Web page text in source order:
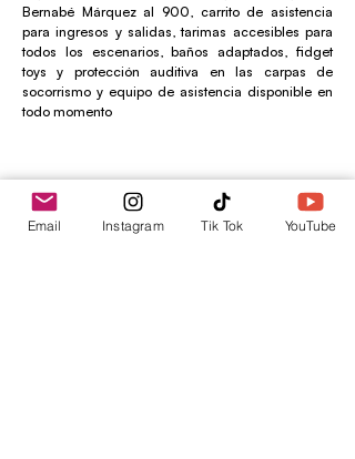
Bernabé Márquez al 900, carrito de asistencia
para ingresos y salidas, tarimas accesibles para
todos los escenarios, baños adaptados, fidget
toys y protección auditiva en las carpas de
socorrismo y equipo de asistencia disponible en
todo momento
viernes, 21 de marzo de 2025
Previa Próxima
Email Instagram Tik Tok YouTube